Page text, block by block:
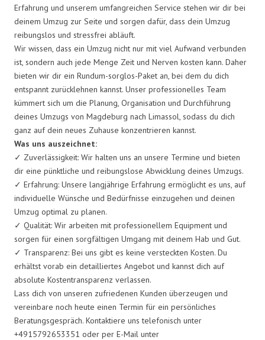
Erfahrung und unserem umfangreichen Service stehen wir dir bei
deinem Umzug zur Seite und sorgen dafür, dass dein Umzug
reibungslos und stressfrei abläuft.
Wir wissen, dass ein Umzug nicht nur mit viel Aufwand verbunden
ist, sondern auch jede Menge Zeit und Nerven kosten kann. Daher
bieten wir dir ein Rundum-sorglos-Paket an, bei dem du dich
entspannt zurücklehnen kannst. Unser professionelles Team
kümmert sich um die Planung, Organisation und Durchführung
deines Umzugs von Magdeburg nach Limassol, sodass du dich
ganz auf dein neues Zuhause konzentrieren kannst.
Was uns auszeichnet:
✓ Zuverlässigkeit: Wir halten uns an unsere Termine und bieten
dir eine pünktliche und reibungslose Abwicklung deines Umzugs.
✓ Erfahrung: Unsere langjährige Erfahrung ermöglicht es uns, auf
individuelle Wünsche und Bedürfnisse einzugehen und deinen
Umzug optimal zu planen.
✓ Qualität: Wir arbeiten mit professionellem Equipment und
sorgen für einen sorgfältigen Umgang mit deinem Hab und Gut.
✓ Transparenz: Bei uns gibt es keine versteckten Kosten. Du
erhältst vorab ein detailliertes Angebot und kannst dich auf
absolute Kostentransparenz verlassen.
Lass dich von unseren zufriedenen Kunden überzeugen und
vereinbare noch heute einen Termin für ein persönliches
Beratungsgespräch. Kontaktiere uns telefonisch unter
+4915792653351 oder per E-Mail unter